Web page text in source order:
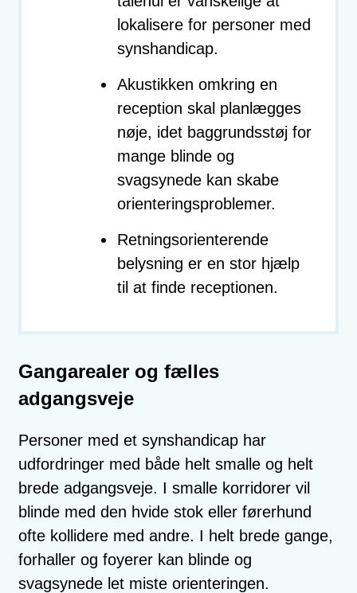
lokalisere for personer med
synshandicap.
Akustikken omkring en
reception skal planlægges
nøje, idet baggrundsstøj for
mange blinde og
svagsynede kan skabe
orienteringsproblemer.
Retningsorienterende
belysning er en stor hjælp
til at finde receptionen.
Gangarealer og fælles
adgangsveje
Personer med et synshandicap har
udfordringer med både helt smalle og helt
brede adgangsveje. I smalle korridorer vil
blinde med den hvide stok eller førerhund
ofte kollidere med andre. I helt brede gange,
forhaller og foyerer kan blinde og
svagsynede let miste orienteringen.